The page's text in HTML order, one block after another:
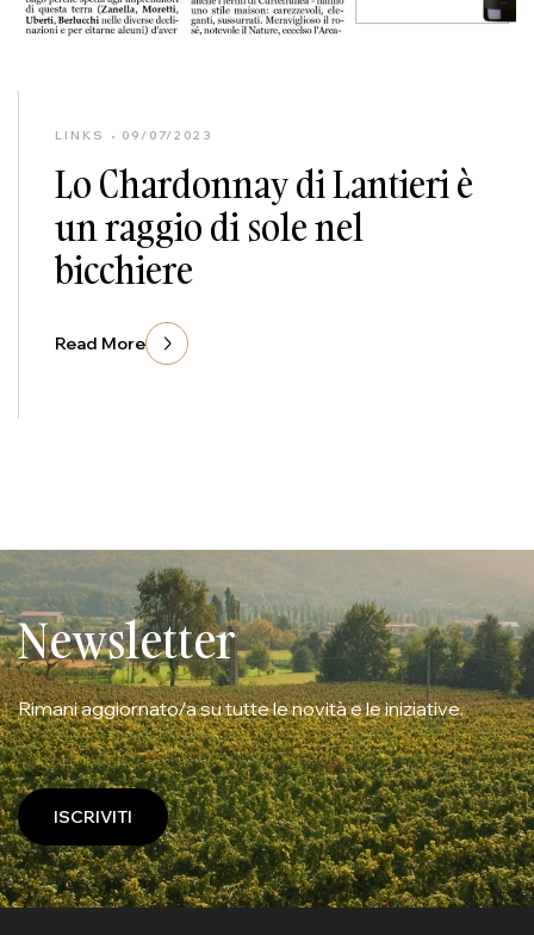
LINKS 09/07/2023
Lo Chardonnay di Lantieri è
un raggio di sole nel
bicchiere
Read More
Newsletter
Rimani aggiornato/a su tutte le novità e le iniziative.
ISCRIVITI